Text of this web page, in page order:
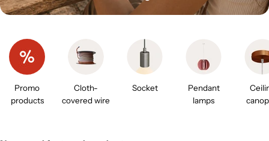
Promo
products
Cloth-
covered wire
Socket
Pendant
lamps